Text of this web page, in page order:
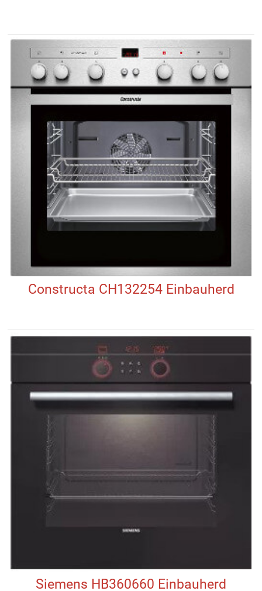
Constructa CH132254 Einbauherd
Siemens HB360660 Einbauherd